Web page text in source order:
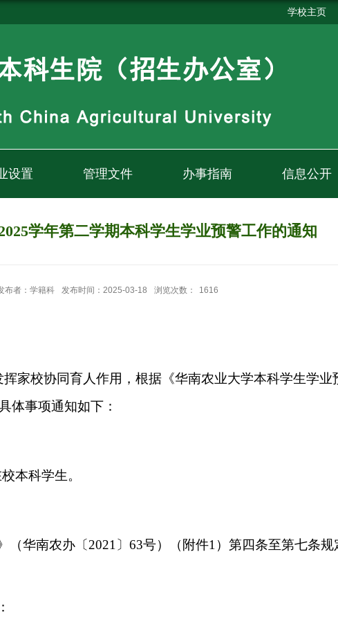
学校主页
设置 管理文件 办事指南 信息公开
学年第二学期本科学生学业预警工作的通知
布者：学籍科 发布时间：2025-03-18 浏览次数： 1616
家校协同育人作用，根据《华南农业大学本科学生学
体事项通知如下：
本科学生。
（华南农办〔 2021〕63号）（附件1）第四条至第七条规